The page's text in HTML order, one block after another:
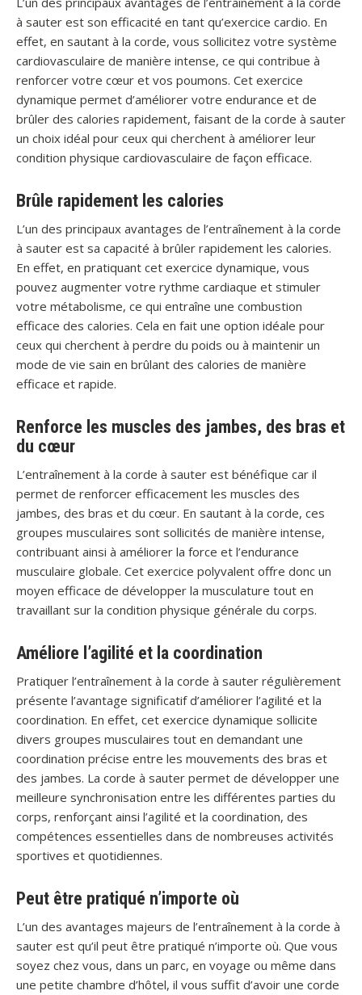
à sauter est son efficacité en tant qu’exercice cardio. En
effet, en sautant à la corde, vous sollicitez votre système
cardiovasculaire de manière intense, ce qui contribue à
renforcer votre cœur et vos poumons. Cet exercice
dynamique permet d’améliorer votre endurance et de
brûler des calories rapidement, faisant de la corde à sauter
un choix idéal pour ceux qui cherchent à améliorer leur
condition physique cardiovasculaire de façon efficace.
Brûle rapidement les calories
L’un des principaux avantages de l’entraînement à la corde
à sauter est sa capacité à brûler rapidement les calories.
En effet, en pratiquant cet exercice dynamique, vous
pouvez augmenter votre rythme cardiaque et stimuler
votre métabolisme, ce qui entraîne une combustion
efficace des calories. Cela en fait une option idéale pour
ceux qui cherchent à perdre du poids ou à maintenir un
mode de vie sain en brûlant des calories de manière
efficace et rapide.
Renforce les muscles des jambes, des bras et
du cœur
L’entraînement à la corde à sauter est bénéfique car il
permet de renforcer efficacement les muscles des
jambes, des bras et du cœur. En sautant à la corde, ces
groupes musculaires sont sollicités de manière intense,
contribuant ainsi à améliorer la force et l’endurance
musculaire globale. Cet exercice polyvalent offre donc un
moyen efficace de développer la musculature tout en
travaillant sur la condition physique générale du corps.
Améliore l’agilité et la coordination
Pratiquer l’entraînement à la corde à sauter régulièrement
présente l’avantage significatif d’améliorer l’agilité et la
coordination. En effet, cet exercice dynamique sollicite
divers groupes musculaires tout en demandant une
coordination précise entre les mouvements des bras et
des jambes. La corde à sauter permet de développer une
meilleure synchronisation entre les différentes parties du
corps, renforçant ainsi l’agilité et la coordination, des
compétences essentielles dans de nombreuses activités
sportives et quotidiennes.
Peut être pratiqué n’importe où
L’un des avantages majeurs de l’entraînement à la corde à
sauter est qu’il peut être pratiqué n’importe où. Que vous
soyez chez vous, dans un parc, en voyage ou même dans
une petite chambre d’hôtel, il vous suffit d’avoir une corde